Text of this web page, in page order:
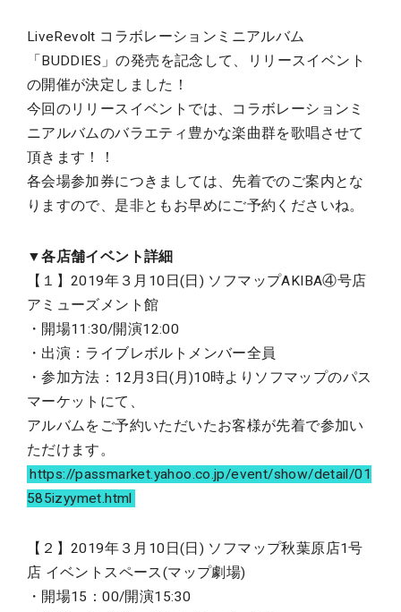
LiveRevolt コラボレーションミニアルバム
「BUDDIES」の発売を記念して、リリースイベント
の開催が決定しました！
今回のリリースイベントでは、コラボレーションミ
ニアルバムのバラエティ豊かな楽曲群を歌唱させて
頂きます！！
各会場参加券につきましては、先着でのご案内とな
りますので、是非ともお早めにご予約くださいね。
▼各店舗イベント詳細
【１】2019年３月10日(日) ソフマップAKIBA④号店
アミューズメント館
・開場11:30/開演12:00
・出演：ライブレボルトメンバー全員
・参加方法：12月3日(月)10時よりソフマップのパス
マーケットにて、
アルバムをご予約いただいたお客様が先着で参加い
ただけます。
https://passmarket.yahoo.co.jp/event/show/detail/01
585izyymet.html
【２】2019年３月10日(日) ソフマップ秋葉原店1号
店 イベントスペース(マップ劇場)
・開場15：00/開演15:30